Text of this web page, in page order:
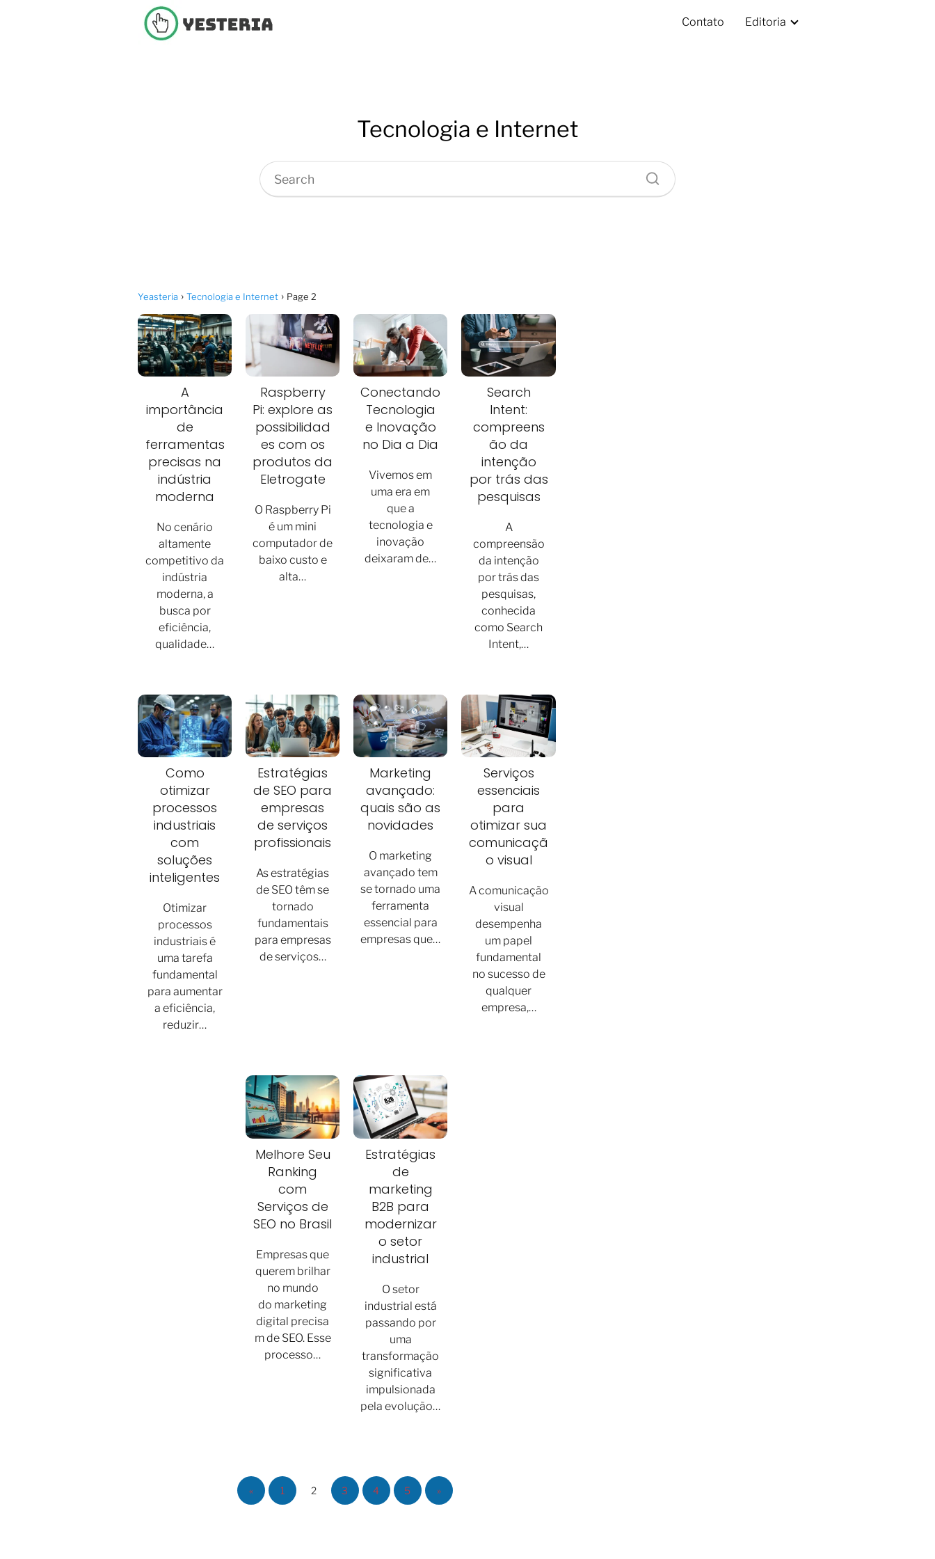
Contato Editoria
Tecnologia e Internet
Yeasteria Tecnologia e Internet Page 2
A
importância
de
ferramentas
precisas na
indústria
moderna
No cenário
altamente
competitivo da
indústria
moderna, a
busca por
eficiência,
qualidade…
Raspberry
Pi: explore as
possibilidad
es com os
produtos da
Eletrogate
O Raspberry Pi
é um mini
computador de
baixo custo e
alta…
Conectando
Tecnologia
e Inovação
no Dia a Dia
Vivemos em
uma era em
que a
tecnologia e
inovação
deixaram de…
Search
Intent:
compreens
ão da
intenção
por trás das
pesquisas
A
compreensão
da intenção
por trás das
pesquisas,
conhecida
como Search
Intent,…
Como
otimizar
processos
industriais
com
soluções
inteligentes
Otimizar
processos
industriais é
uma tarefa
fundamental
para aumentar
a eficiência,
reduzir…
Estratégias
de SEO para
empresas
de serviços
profissionais
As estratégias
de SEO têm se
tornado
fundamentais
para empresas
de serviços…
Marketing
avançado:
quais são as
novidades
O marketing
avançado tem
se tornado uma
ferramenta
essencial para
empresas que…
Serviços
essenciais
para
otimizar sua
comunicaçã
o visual
A comunicação
visual
desempenha
um papel
fundamental
no sucesso de
qualquer
empresa,…
Melhore Seu
Ranking
com
Serviços de
SEO no Brasil
Empresas que
querem brilhar
no mundo
do marketing
digital precisa
m de SEO. Esse
processo…
Estratégias
de
marketing
B2B para
modernizar
o setor
industrial
O setor
industrial está
passando por
uma
transformação
significativa
impulsionada
pela evolução…
« 1 2 3 4 5 »